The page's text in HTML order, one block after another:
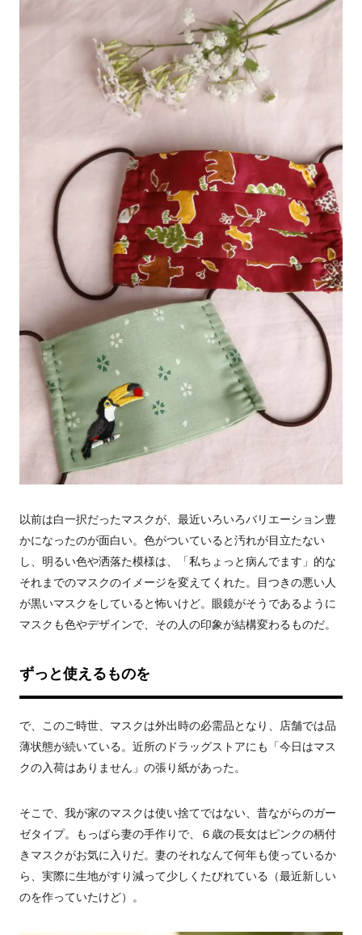
以前は白一択だったマスクが、最近いろいろバリエーション豊
かになったのが面白い。色がついていると汚れが目立たない
し、明るい色や洒落た模様は、「私ちょっと病んでます」的な
それまでのマスクのイメージを変えてくれた。目つきの悪い人
が黒いマスクをしていると怖いけど。眼鏡がそうであるように
マスクも色やデザインで、その人の印象が結構変わるものだ。
ずっと使えるものを
で、このご時世、マスクは外出時の必需品となり、店舗では品
薄状態が続いている。近所のドラッグストアにも「今日はマス
クの入荷はありません」の張り紙があった。
そこで、我が家のマスクは使い捨てではない、昔ながらのガー
ゼタイプ。もっぱら妻の手作りで、６歳の長女はピンクの柄付
きマスクがお気に入りだ。妻のそれなんて何年も使っているか
ら、実際に生地がすり減って少しくたびれている（最近新しい
のを作っていたけど）。